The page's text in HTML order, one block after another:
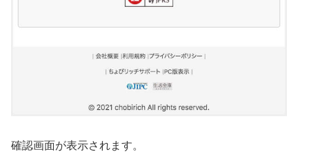
確認画面が表示されます。